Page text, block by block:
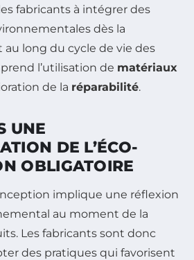
fabricants à intégrer des
dès la
long du cycle de vie des
l’utilisation de matériaux
de la réparabilité.
UNE
DE L’ÉCO-
OBLIGATOIRE
implique une réflexion
au moment de la
Les fabricants sont donc
des pratiques qui favorisent